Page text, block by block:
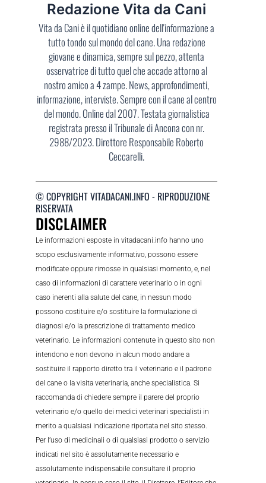
Redazione Vita da Cani
Vita da Cani è il quotidiano online dell'informazione a
tutto tondo sul mondo del cane. Una redazione
giovane e dinamica, sempre sul pezzo, attenta
osservatrice di tutto quel che accade attorno al
nostro amico a 4 zampe. News, approfondimenti,
informazione, interviste. Sempre con il cane al centro
del mondo. Online dal 2007. Testata giornalistica
registrata presso il Tribunale di Ancona con nr.
2988/2023. Direttore Responsabile Roberto
Ceccarelli.
© COPYRIGHT VITADACANI.INFO - RIPRODUZIONE
RISERVATA
DISCLAIMER
Le informazioni esposte in vitadacani.info hanno uno
scopo esclusivamente informativo, possono essere
modificate oppure rimosse in qualsiasi momento, e, nel
caso di informazioni di carattere veterinario o in ogni
caso inerenti alla salute del cane, in nessun modo
possono costituire e/o sostituire la formulazione di
diagnosi e/o la prescrizione di trattamento medico
veterinario. Le informazioni contenute in questo sito non
intendono e non devono in alcun modo andare a
sostituire il rapporto diretto tra il veterinario e il padrone
del cane o la visita veterinaria, anche specialistica. Si
raccomanda di chiedere sempre il parere del proprio
veterinario e/o quello dei medici veterinari specialisti in
merito a qualsiasi indicazione riportata nel sito stesso.
Per l’uso di medicinali o di qualsiasi prodotto o servizio
indicati nel sito è assolutamente necessario e
assolutamente indispensabile consultare il proprio